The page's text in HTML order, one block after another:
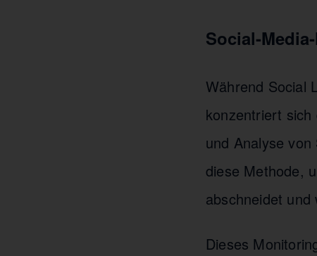
Social-
Während Social
konzentriert sich
und Analyse
diese Methode,
abschneidet
Dieses